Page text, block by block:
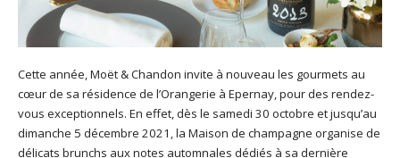
Cette année, Moët & Chandon invite à nouveau les gourmets au
cœur de sa résidence de l’Orangerie à Epernay, pour des rendez-
vous exceptionnels. En effet, dès le samedi 30 octobre et jusqu’au
dimanche 5 décembre 2021, la Maison de champagne organise de
délicats brunchs aux notes automnales dédiés à sa dernière